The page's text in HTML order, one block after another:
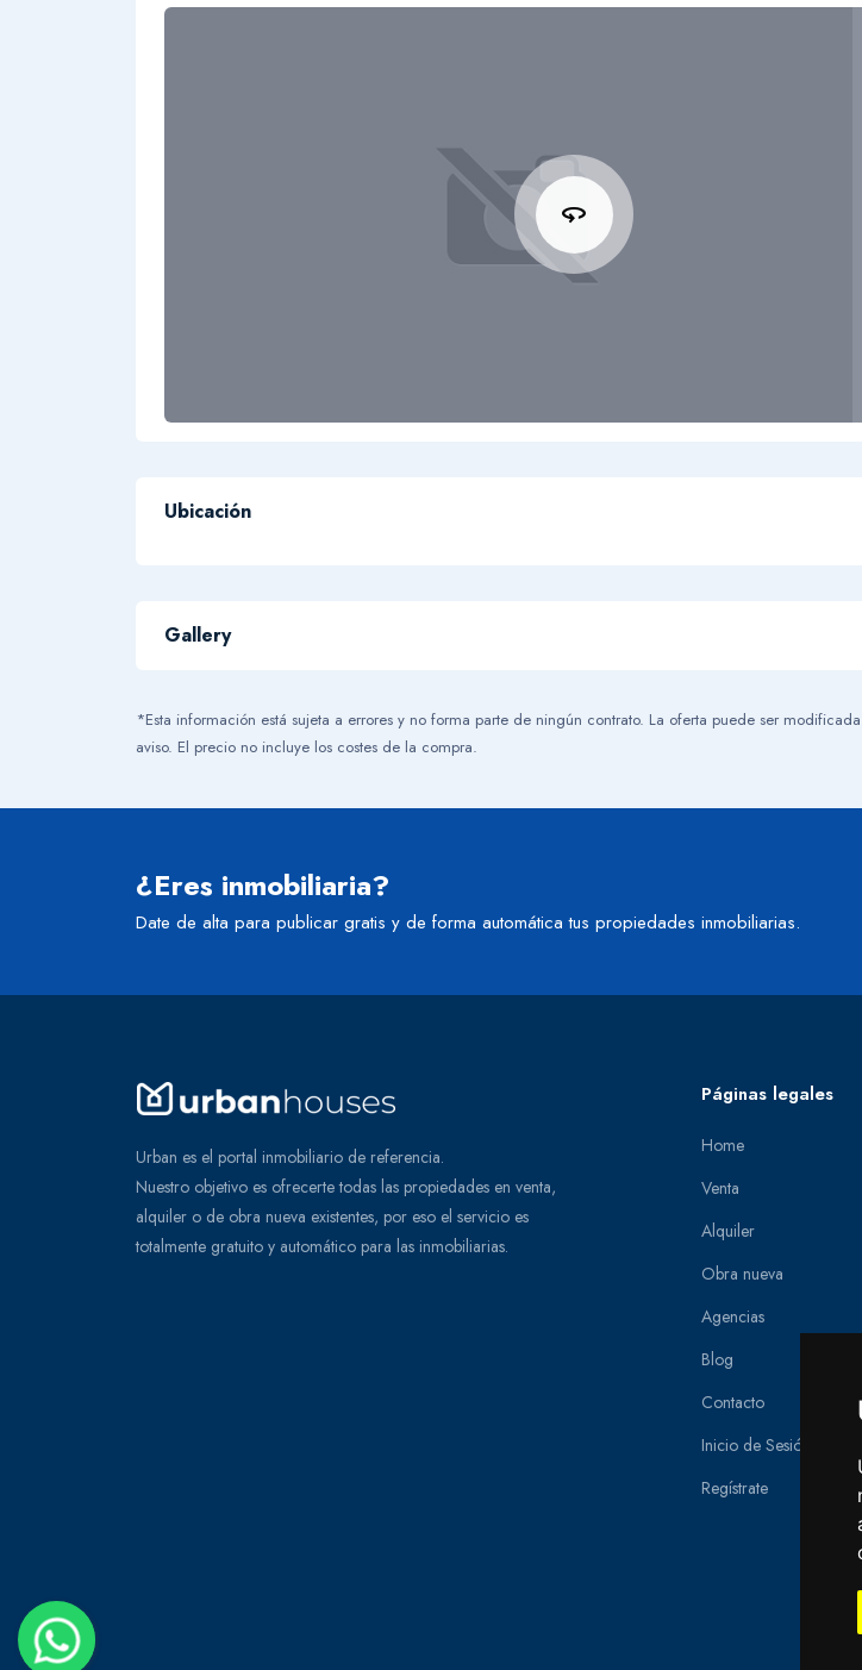
360
Ubicación
Gallery
*Esta información está sujeta a errores y no forma parte de ningún contrato. La oferta puede ser
aviso. El precio no incluye los costes de la compra.
¿Eres inmobiliaria?
Date de alta para publicar gratis y de forma automática tus propiedades inmobiliarias.
Urban es el portal inmobiliario de referencia.
Nuestro objetivo es ofrecerte todas las propiedades en venta,
alquiler o de obra nueva existentes, por eso el servicio es
totalmente gratuito y automático para las inmobiliarias.
Páginas legales
Home
Venta
Alquiler
Obra nueva
Agencias
Blog
Contacto
Inicio de Sesión
Regístrate